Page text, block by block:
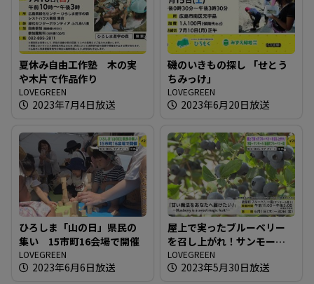
夏休み自由工作塾 木の実
や木片で作品作り
LOVEGREEN
2023年7月4日放送
磯のいきもの探し 「せとう
ちみっけ」
LOVEGREEN
2023年6月20日放送
ひろしま「山の日」県民の
集い 15市町16会場で開催
LOVEGREEN
2023年6月6日放送
屋上で実ったブルーベリー
を召し上がれ！サンモール
「紙屋町ブルーベリー園」
LOVEGREEN
2023年5月30日放送